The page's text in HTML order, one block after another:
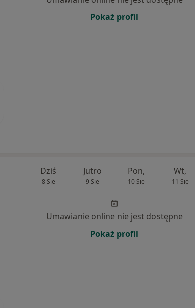
Pokaż profil
Dziś
8 Sie
Jutro
9 Sie
Pon,
10 Sie
Wt,
11 Sie
Umawianie online nie jest dostępne
Pokaż profil